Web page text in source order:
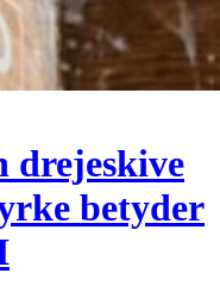
drejeskive
betyder